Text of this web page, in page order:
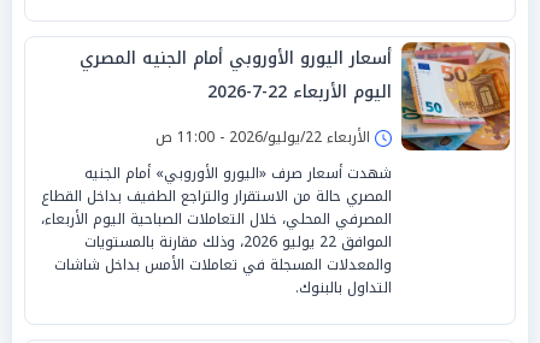
أسعار اليورو الأوروبي أمام الجنيه المصري
اليوم الأربعاء 22-7-2026
الأربعاء 22/يوليو/2026 - 11:00 ص
شهدت أسعار صرف «اليورو الأوروبي» أمام الجنيه
المصري حالة من الاستقرار والتراجع الطفيف بداخل القطاع
المصرفي المحلي، خلال التعاملات الصباحية اليوم الأربعاء،
الموافق 22 يوليو 2026، وذلك مقارنة بالمستويات
والمعدلات المسجلة في تعاملات الأمس بداخل شاشات
التداول بالبنوك.